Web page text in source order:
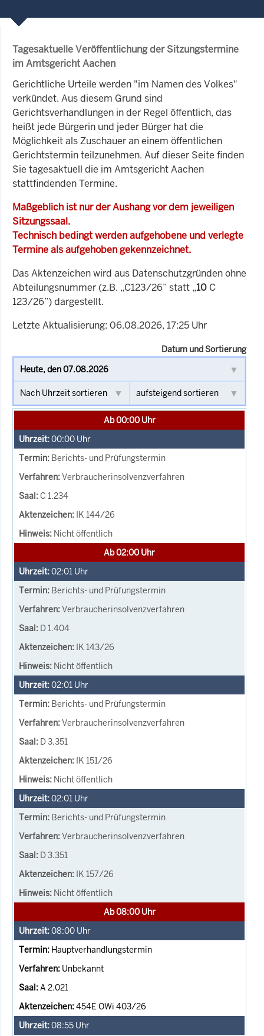
Tagesaktuelle Veröffentlichung der Sitzungstermine
im Amtsgericht Aachen
Gerichtliche Urteile werden "im Namen des Volkes"
verkündet. Aus diesem Grund sind
Gerichtsverhandlungen in der Regel öffentlich, das
heißt jede Bürgerin und jeder Bürger hat die
Möglichkeit als Zuschauer an einem öffentlichen
Gerichtstermin teilzunehmen. Auf dieser Seite finden
Sie tagesaktuell die im Amtsgericht Aachen
stattfindenden Termine.
Maßgeblich ist nur der Aushang vor dem jeweiligen
Sitzungssaal.
Technisch bedingt werden aufgehobene und verlegte
Termine als aufgehoben gekennzeichnet.
Das Aktenzeichen wird aus Datenschutzgründen ohne
Abteilungsnummer (z.B. „C123/26” statt „10 C
123/26”) dargestellt.
Letzte Aktualisierung: 06.08.2026, 17:25 Uhr
Datum und Sortierung
Ab 00:00 Uhr
00:00 Uhr
Berichts- und Prüfungstermin
Verbraucherinsolvenzverfahren
C 1.234
IK 144/26
Nicht öffentlich
Ab 02:00 Uhr
02:01 Uhr
Berichts- und Prüfungstermin
Verbraucherinsolvenzverfahren
D 1.404
IK 143/26
Nicht öffentlich
02:01 Uhr
Berichts- und Prüfungstermin
Verbraucherinsolvenzverfahren
D 3.351
IK 151/26
Nicht öffentlich
02:01 Uhr
Berichts- und Prüfungstermin
Verbraucherinsolvenzverfahren
D 3.351
IK 157/26
Nicht öffentlich
Ab 08:00 Uhr
08:00 Uhr
Hauptverhandlungstermin
Unbekannt
A 2.021
454E OWi 403/26
08:55 Uhr